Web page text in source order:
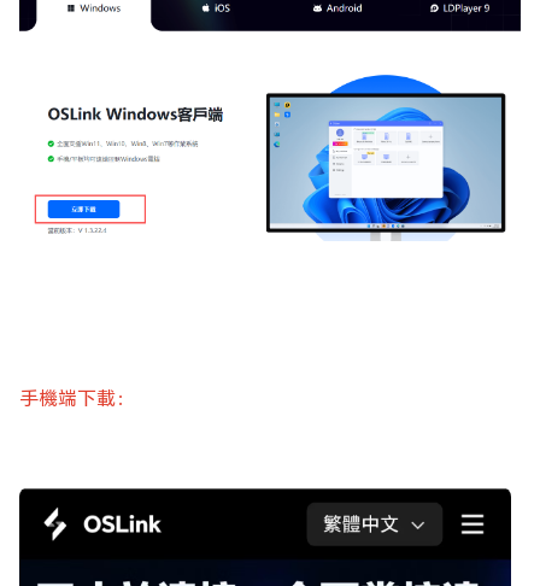
手機端下載：